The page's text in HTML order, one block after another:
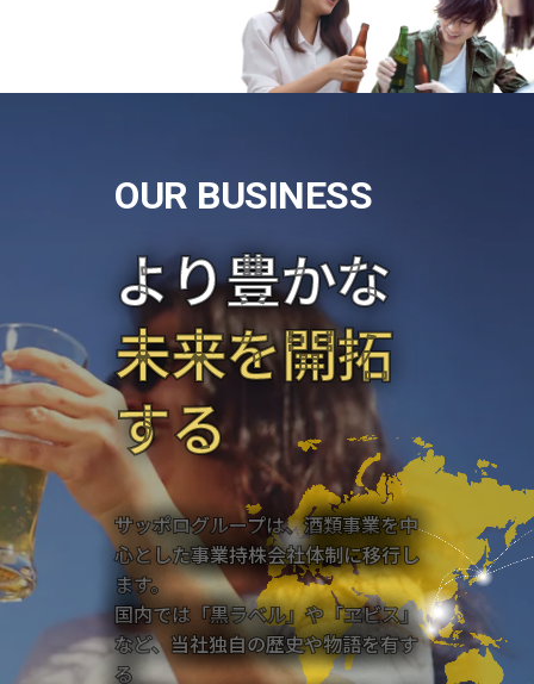
OUR BUSINESS
より豊かな
未来を開拓
する
サッポログループは、酒類事業を中
心とした事業持株会社体制に移行し
ます。
国内では「黒ラベル」や「ヱビス」
など、当社独自の歴史や物語を有す
る